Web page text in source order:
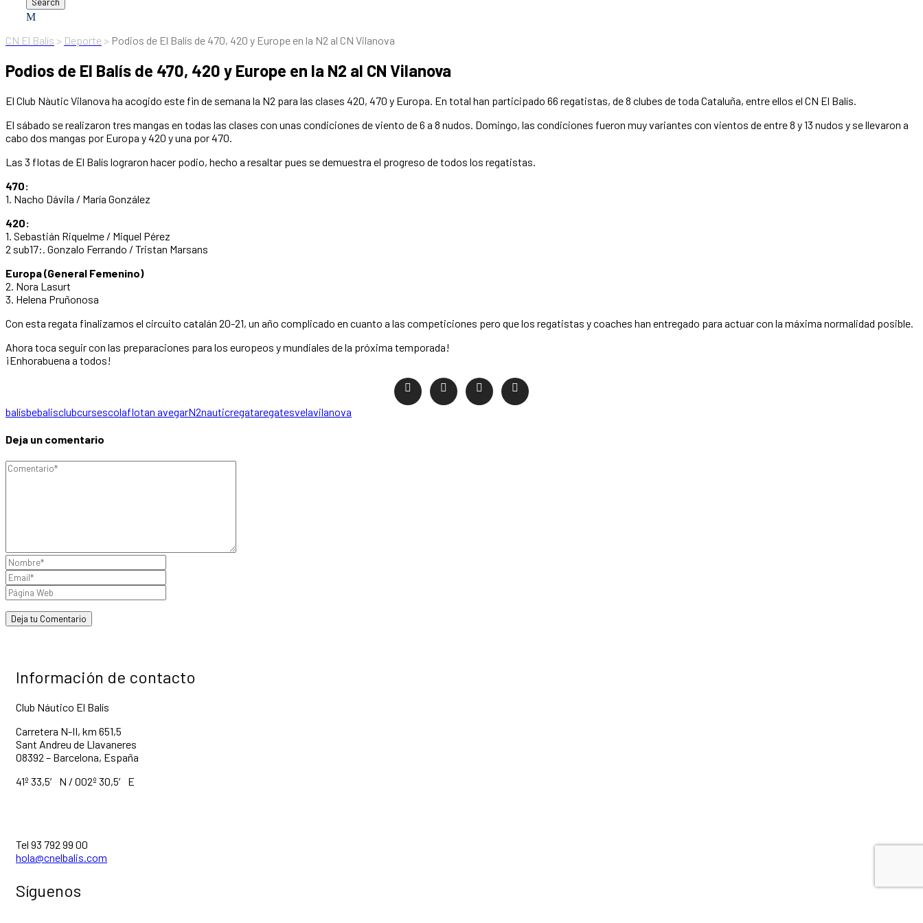
CN El Balís > Deporte > Podios de El Balís de 470, 420 y Europe en la N2 al CN Vilanova
Podios de El Balís de 470, 420 y Europe en la N2 al CN Vilanova
El Club Nàutic Vilanova ha acogido este fin de semana la N2 para las clases 420, 470 y Europa. En total han participado 66 regatistas, de 8 clubes de toda Cataluña, entre ellos el CN ​​El Balís.
El sábado se realizaron tres mangas en todas las clases con unas condiciones de viento de 6 a 8 nudos. Domingo, las condiciones fueron muy variantes con vientos de entre 8 y 13 nudos y se llevaron a
cabo dos mangas por Europa y 420 y una por 470.
Las 3 flotas de El Balís lograron hacer podio, hecho a resaltar pues se demuestra el progreso de todos los regatistas.
470:
1. Nacho Dávila / María González
420:
1. Sebastián Riquelme / Miquel Pérez
2 sub17:. Gonzalo Ferrando / Tristan Marsans
Europa (General Femenino)
2. Nora Lasurt
3. Helena Pruñonosa
Con esta regata finalizamos el circuito catalán 20-21, un año complicado en cuanto a las competiciones pero que los regatistas y coaches han entregado para actuar con la máxima normalidad posible.
Ahora toca seguir con las preparaciones para los europeos y mundiales de la próxima temporada!
¡Enhorabuena a todos!
balísbebalisclubcursescolaflotan avegarN2nauticregataregatesvelavilanova
Deja un comentario
Información de contacto
Club Náutico El Balís
Carretera N-II, km 651,5
Sant Andreu de Llavaneres
08392 – Barcelona, España
41º 33,5′ N / 002º 30,5′ E
Tel 93 792 99 00
hola@cnelbalis.com
Síguenos